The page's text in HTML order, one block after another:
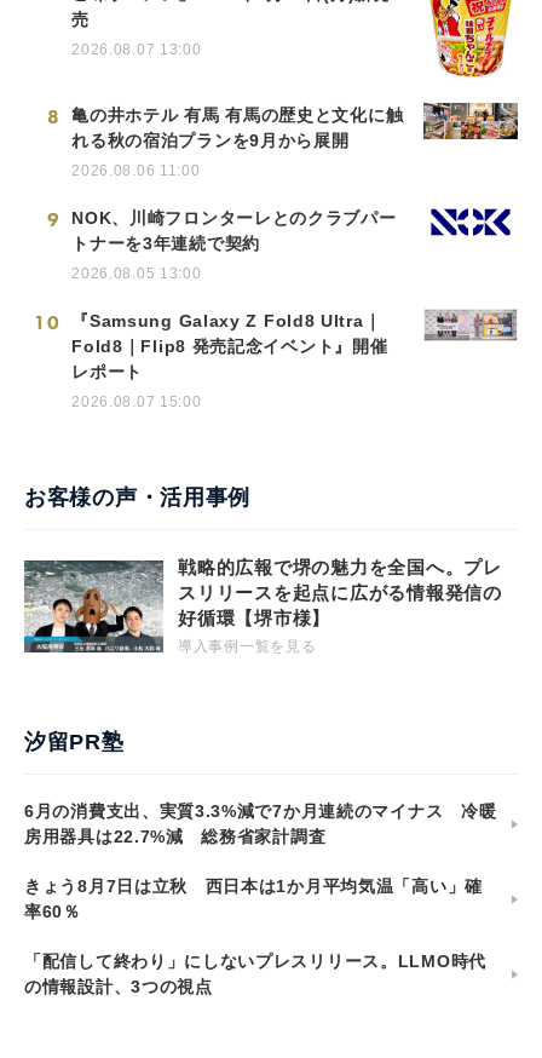
売
2026.08.07 13:00
8
亀の井ホテル 有馬 有馬の歴史と文化に触
れる秋の宿泊プランを9月から展開
2026.08.06 11:00
9
NOK、川崎フロンターレとのクラブパー
トナーを3年連続で契約
2026.08.05 13:00
10
『Samsung Galaxy Z Fold8 Ultra｜
Fold8｜Flip8 発売記念イベント』開催
レポート
2026.08.07 15:00
お客様の声・活用事例
戦略的広報で堺の魅力を全国へ。プレ
スリリースを起点に広がる情報発信の
好循環【堺市様】
導入事例一覧を見る
汐留PR塾
6月の消費支出、実質3.3%減で7か月連続のマイナス 冷暖
房用器具は22.7%減 総務省家計調査
きょう8月7日は立秋 西日本は1か月平均気温「高い」確
率60％
「配信して終わり」にしないプレスリリース。LLMO時代
の情報設計、3つの視点